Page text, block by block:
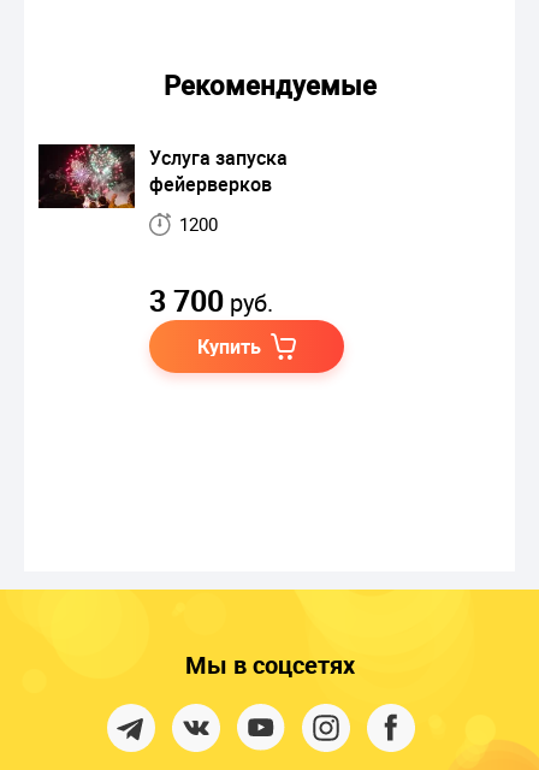
Рекомендуемые
Услуга запуска
фейерверков
1200
3 700 руб.
Купить
Мы в соцсетях